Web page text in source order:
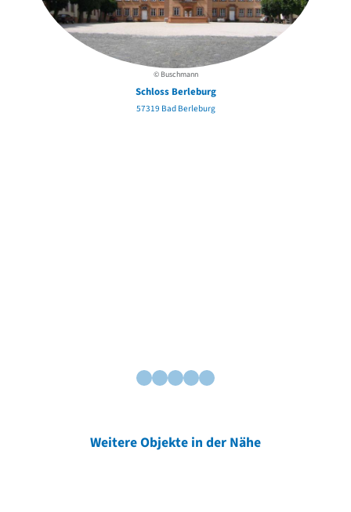
© Buschmann
Schloss Berleburg
57319 Bad Berleburg
Weitere Objekte in der Nähe